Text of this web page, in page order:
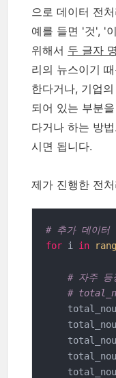
으로 데이터 전
예를 들면 '것', '
위해서 두 글자
리의 뉴스이기
한다거나, 기업
되어 있는 부분을
다거나 하는 방
시면 됩니다.
제가 진행한 전
# 추가 데이터
for i in
# 자주 등
#